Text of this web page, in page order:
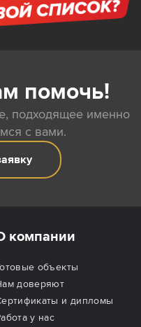
помочь!
подходящее именно
с вами.
компании
объекты
доверяют
и дипломы
у нас